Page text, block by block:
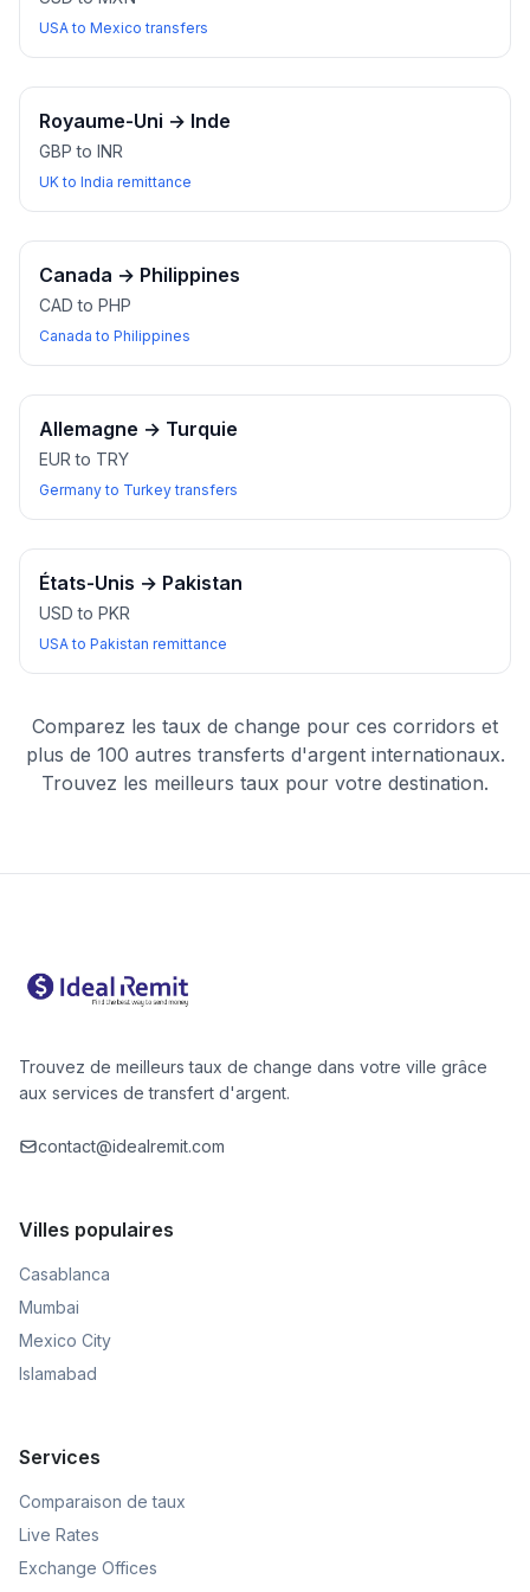
USA to Mexico transfers
Royaume-Uni → Inde
GBP to INR
UK to India remittance
Canada → Philippines
CAD to PHP
Canada to Philippines
Allemagne → Turquie
EUR to TRY
Germany to Turkey transfers
États-Unis → Pakistan
USD to PKR
USA to Pakistan remittance
Comparez les taux de change pour ces corridors et
plus de 100 autres transferts d'argent internationaux.
Trouvez les meilleurs taux pour votre destination.
Trouvez de meilleurs taux de change dans votre ville grâce
aux services de transfert d'argent.
contact@idealremit.com
Villes populaires
Casablanca
Mumbai
Mexico City
Islamabad
Services
Comparaison de taux
Live Rates
Exchange Offices